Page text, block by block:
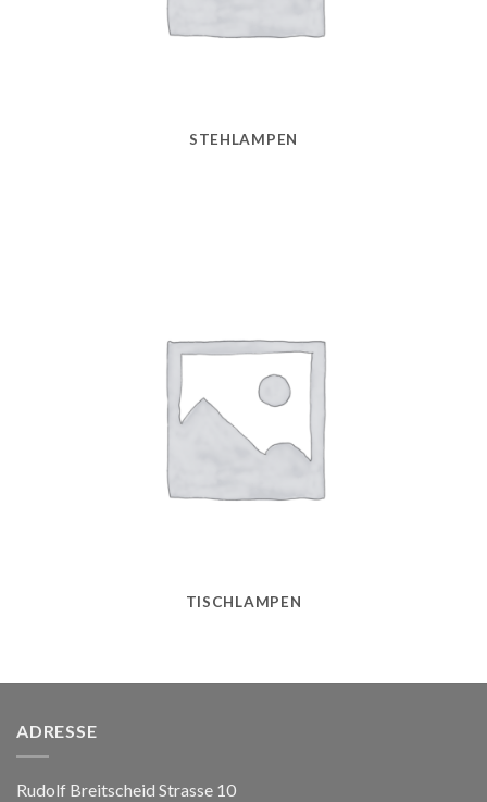
STEHLAMPEN
TISCHLAMPEN
ADRESSE
Rudolf Breitscheid Strasse 10